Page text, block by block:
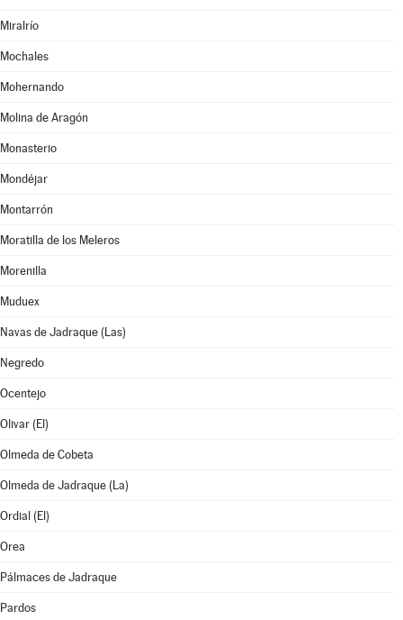
Miralrío
Mochales
Mohernando
Molina de Aragón
Monasterio
Mondéjar
Montarrón
Moratilla de los Meleros
Morenilla
Muduex
Navas de Jadraque (Las)
Negredo
Ocentejo
Olivar (El)
Olmeda de Cobeta
Olmeda de Jadraque (La)
Ordial (El)
Orea
Pálmaces de Jadraque
Pardos